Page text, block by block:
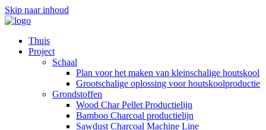
Skip naar inhoud
Thuis
Project
Schaal
Plan voor het maken van kleinschalige houtskool
Grootschalige oplossing voor houtskoolproductie
Grondstoffen
Wood Char Pellet Productielijn
Bamboo Charcoal productielijn
Sawdust Charcoal Machine Line